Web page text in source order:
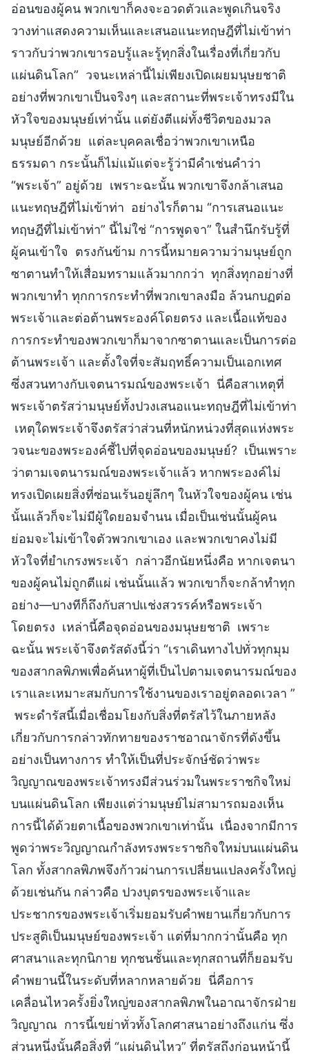
อ่อนของผู้คน พวกเขาก็คงจะอวดตัวและพูดเกินจริง
วางท่าแสดงความเห็นและเสนอแนะทฤษฎีที่ไม่เข้าท่า
ราวกับว่าพวกเขารอบรู้และรู้ทุกสิ่งในเรื่องที่เกี่ยวกับ
แผ่นดินโลก” วจนะเหล่านี้ไม่เพียงเปิดเผยมนุษยชาติ
อย่างที่พวกเขาเป็นจริงๆ และสถานะที่พระเจ้าทรงมีใน
หัวใจของมนุษย์เท่านั้น แต่ยังตีแผ่ทั้งชีวิตของมวล
มนุษย์อีกด้วย แต่ละบุคคลเชื่อว่าพวกเขาเหนือ
ธรรมดา กระนั้นก็ไม่แม้แต่จะรู้ว่ามีคำเช่นคำว่า
“พระเจ้า” อยู่ด้วย เพราะฉะนั้น พวกเขาจึงกล้าเสนอ
แนะทฤษฎีที่ไม่เข้าท่า อย่างไรก็ตาม “การเสนอแนะ
ทฤษฎีที่ไม่เข้าท่า” นี้ไม่ใช่ “การพูดจา” ในสำนึกรับรู้ที่
ผู้คนเข้าใจ ตรงกันข้าม การนี้หมายความว่ามนุษย์ถูก
ซาตานทำให้เสื่อมทรามแล้วมากกว่า ทุกสิ่งทุกอย่างที่
พวกเขาทำ ทุกการกระทำที่พวกเขาลงมือ ล้วนกบฏต่อ
พระเจ้าและต่อต้านพระองค์โดยตรง และเนื้อแท้ของ
การกระทำของพวกเขาก็มาจากซาตานและเป็นการต่อ
ต้านพระเจ้า และตั้งใจที่จะสัมฤทธิ์ความเป็นเอกเทศ
ซึ่งสวนทางกับเจตนารมณ์ของพระเจ้า นี่คือสาเหตุที่
พระเจ้าตรัสว่ามนุษย์ทั้งปวงเสนอแนะทฤษฎีที่ไม่เข้าท่า
เหตุใดพระเจ้าจึงตรัสว่าส่วนที่หนักหน่วงที่สุดแห่งพระ
วจนะของพระองค์ชี้ไปที่จุดอ่อนของมนุษย์? เป็นเพราะ
ว่าตามเจตนารมณ์ของพระเจ้าแล้ว หากพระองค์ไม่
ทรงเปิดเผยสิ่งที่ซ่อนเร้นอยู่ลึกๆ ในหัวใจของผู้คน เช่น
นั้นแล้วก็จะไม่มีผู้ใดยอมจำนน เมื่อเป็นเช่นนั้นผู้คน
ย่อมจะไม่เข้าใจตัวพวกเขาเอง และพวกเขาคงไม่มี
หัวใจที่ยำเกรงพระเจ้า กล่าวอีกนัยหนึ่งคือ หากเจตนา
ของผู้คนไม่ถูกตีแผ่ เช่นนั้นแล้ว พวกเขาก็จะกล้าทำทุก
อย่าง—บางทีก็ถึงกับสาปแช่งสวรรค์หรือพระเจ้า
โดยตรง เหล่านี้คือจุดอ่อนของมนุษยชาติ เพราะ
ฉะนั้น พระเจ้าจึงตรัสดังนี้ว่า “เราเดินทางไปทั่วทุกมุม
ของสากลพิภพเพื่อค้นหาผู้ที่เป็นไปตามเจตนารมณ์ของ
เราและเหมาะสมกับการใช้งานของเราอยู่ตลอดเวลา ”
พระดำรัสนี้เมื่อเชื่อมโยงกับสิ่งที่ตรัสไว้ในภายหลัง
เกี่ยวกับการกล่าวทักทายของราชอาณาจักรที่ดังขึ้น
อย่างเป็นทางการ ทำให้เป็นที่ประจักษ์ชัดว่าพระ
วิญญาณของพระเจ้าทรงมีส่วนร่วมในพระราชกิจใหม่
บนแผ่นดินโลก เพียงแต่ว่ามนุษย์ไม่สามารถมองเห็น
การนี้ได้ด้วยตาเนื้อของพวกเขาเท่านั้น เนื่องจากมีการ
พูดว่าพระวิญญาณกำลังทรงพระราชกิจใหม่บนแผ่นดิน
โลก ทั้งสากลพิภพจึงก้าวผ่านการเปลี่ยนแปลงครั้งใหญ่
ด้วยเช่นกัน กล่าวคือ ปวงบุตรของพระเจ้าและ
ประชากรของพระเจ้าเริ่มยอมรับคำพยานเกี่ยวกับการ
ประสูติเป็นมนุษย์ของพระเจ้า แต่ที่มากกว่านั้นคือ ทุก
ศาสนาและทุกนิกาย ทุกชนชั้นและทุกสถานที่ก็ยอมรับ
คำพยานนี้ในระดับที่หลากหลายด้วย นี่คือการ
เคลื่อนไหวครั้งยิ่งใหญ่ของสากลพิภพในอาณาจักรฝ่าย
วิญญาณ การนี้เขย่าทั่วทั้งโลกศาสนาอย่างถึงแก่น ซึ่ง
ส่วนหนึ่งนั้นคือสิ่งที่ “แผ่นดินไหว” ที่ตรัสถึงก่อนหน้านี้